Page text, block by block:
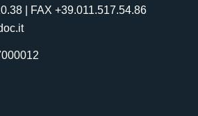
| FAX +39.011.517.54.86